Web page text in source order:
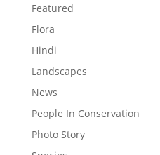
Featured
Flora
Hindi
Landscapes
News
People In Conservation
Photo Story